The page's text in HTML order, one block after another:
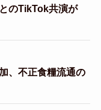
のTikTok共演が
、不正食糧流通の